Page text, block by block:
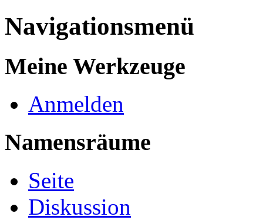
Navigationsmenü
Meine Werkzeuge
Anmelden
Namensräume
Seite
Diskussion